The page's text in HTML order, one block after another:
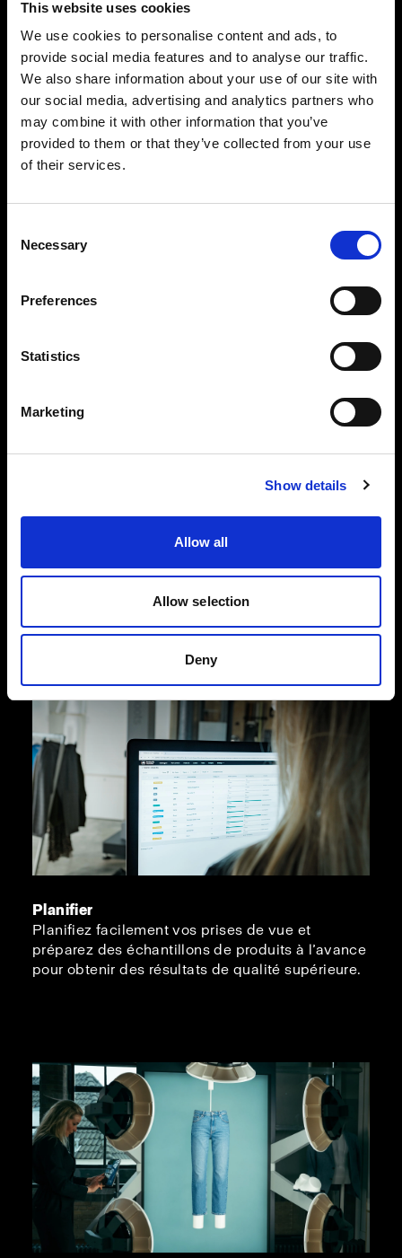
This website uses cookies
We use cookies to personalise content and ads, to
provide social media features and to analyse our traffic.
We also share information about your use of our site with
our social media, advertising and analytics partners who
may combine it with other information that you’ve
provided to them or that they’ve collected from your use
of their services.
Selection
Necessary
Preferences
Statistics
Marketing
Show details
Allow all
Allow selection
Deny
Rationalisez vos photos de produits grâce au
flux de travail ProStudio. La réduction des
production et la mise sur le marché, de sorte que
vos produits sont prêts à être mis en ligne plus
Une solution logicielle qui
S’intégrant parfaitement au matériel
Profoto, la suite logicielle ProStudio est
conçue pour vous accompagner de la
Planifier
Planifiez facilement vos prises de vue et
préparez des échantillons de produits à l’avance
pour obtenir des résultats de qualité supérieure.